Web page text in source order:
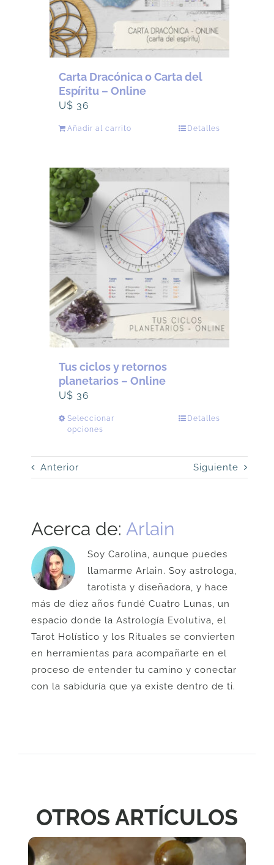
Carta Dracónica o Carta del
Espíritu – Online
U$ 36
Añadir al carrito Detalles
Tus ciclos y retornos
planetarios – Online
U$ 36
Seleccionar
opciones
se
página
de
producto
Detalles
Anterior Siguiente
Acerca de:Arlain
Soy Carolina, aunque puedes
llamarme Arlain. Soy astrologa,
tarotista y diseñadora, y hace
más de diez años fundé Cuatro Lunas, un
espacio donde la Astrología Evolutiva, el
Tarot Holístico y los Rituales se convierten
en herramientas para acompañarte en el
proceso de entender tu camino y conectar
con la sabiduría que ya existe dentro de ti.
OTROS ARTÍCULOS